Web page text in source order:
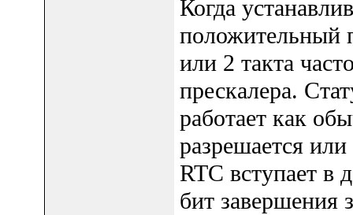
Когда
положительный
или 2 такта
прескалера.
работает как
разрешается
RTC вступает в
бит завершения